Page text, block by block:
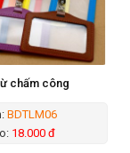
chấm công
BDTLM06
18.000 đ